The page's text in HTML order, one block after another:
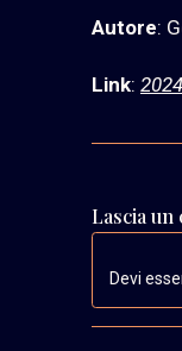
Autore:
Link:
Lascia
Devi